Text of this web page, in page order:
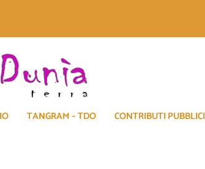
TANGRAM – TDO CONTRIBUTI PUBBLICI